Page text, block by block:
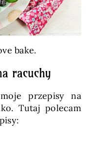
bake.
racuchy
przepisy na
Tutaj polecam